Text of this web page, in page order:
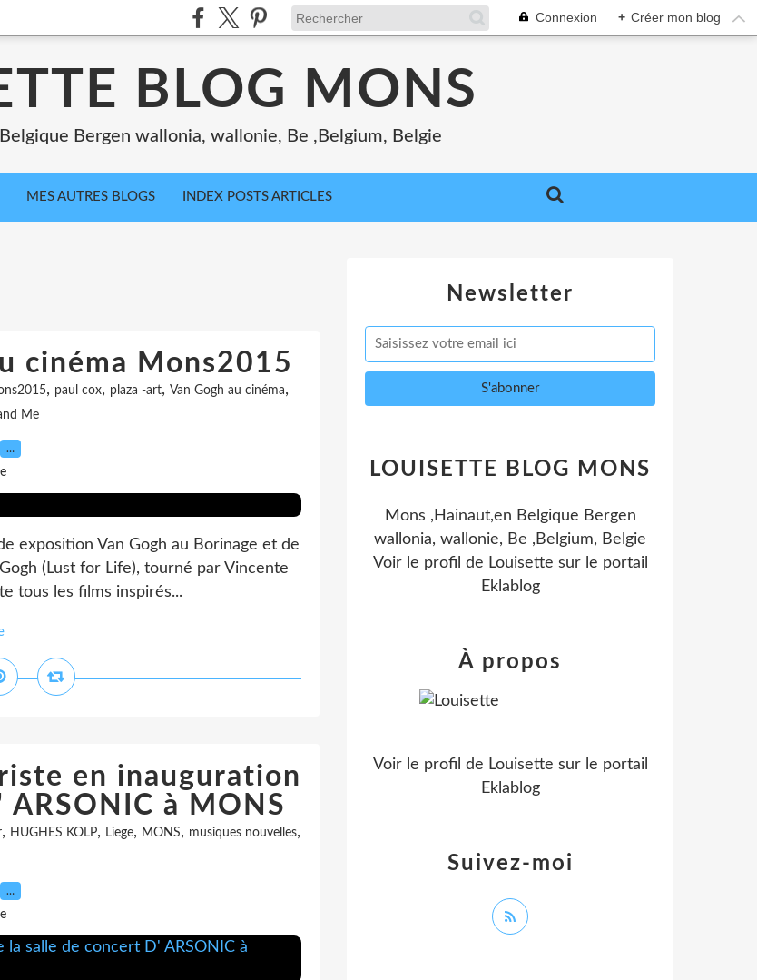
Connexion + Créer mon blog
BLOG MONS
Bergen wallonia, wallonie, Be ,Belgium, Belgie
MES AUTRES BLOGS INDEX POSTS ARTICLES
cinéma Mons2015
, paul cox, plaza -art, Van Gogh au cinéma,
Me
…
exposition Van Gogh au Borinage et de
(Lust for Life), tourné par Vincente
tous les films inspirés...
en inauguration
à MONS
, HUGHES KOLP, Liege, MONS, musiques nouvelles,
…
Newsletter
LOUISETTE BLOG MONS
Mons ,Hainaut,en Belgique Bergen
wallonia, wallonie, Be ,Belgium, Belgie
Voir le profil de Louisette sur le portail
Eklablog
Suivez-moi
À propos
Voir le profil de Louisette sur le portail
Eklablog